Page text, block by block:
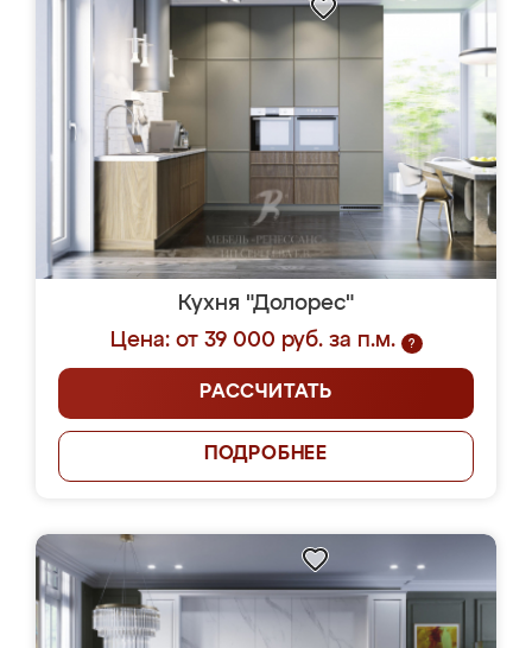
Кухня "Долорес"
Цена: от 39 000 руб. за п.м.
?
РАССЧИТАТЬ
ПОДРОБНЕЕ